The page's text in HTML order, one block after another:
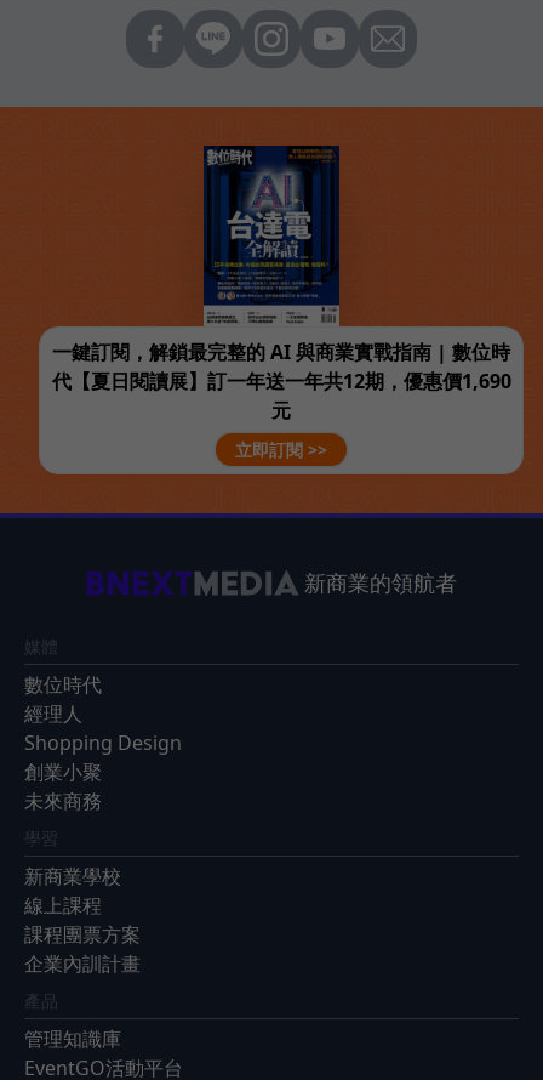
一鍵訂閱，解鎖最完整的 AI 與商業實戰指南 | 數位時
代【夏日閱讀展】訂一年送一年共12期，優惠價1,690
元
立即訂閱 >>
新商業的領航者
媒體
數位時代
經理人
Shopping Design
創業小聚
未來商務
學習
新商業學校
線上課程
課程團票方案
企業內訓計畫
產品
管理知識庫
EventGO活動平台